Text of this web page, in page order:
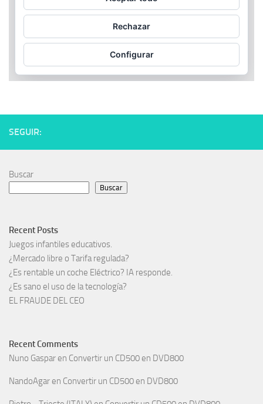
SEGUIR:
Buscar
Buscar
Recent Posts
Juegos infantiles educativos.
¿Mercado libre o Tarifa regulada?
¿Es rentable un coche Eléctrico? IA responde.
¿Es sano el uso de la tecnología?
EL FRAUDE DEL CEO
Recent Comments
Nuno Gaspar en Convertir un CD500 en DVD800
NandoAgar en Convertir un CD500 en DVD800